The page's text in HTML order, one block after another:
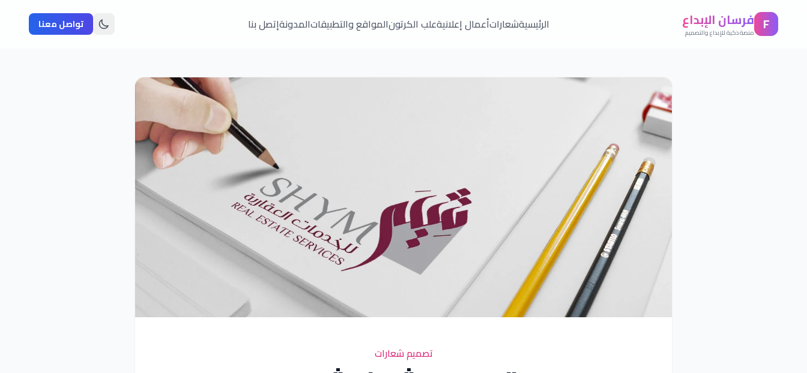
F فرسان الإبداع
منصة ذكية للإبداع والتصميم الرئيسيةشعاراتأعمال إعلانيةعلب الكرتونالمواقع والتطبيقاتالمدونةإتصل بنا تواصل معنا
تصميم شعارات